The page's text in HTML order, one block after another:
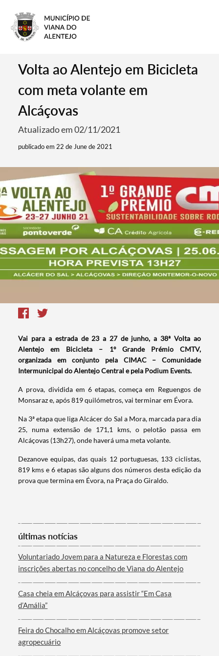
Termo de Pesquisa
Categorias gerais
Volta ao Alentejo em Bicicleta
com meta volante em
Alcáçovas
Atualizado em 02/11/2021
publicado em 22 de June de 2021
Vai para a estrada de 23 a 27 de junho, a 38ª Volta ao
Alentejo em Bicicleta – 1º Grande Prémio CMTV,
organizada em conjunto pela CIMAC – Comunidade
Intermunicipal do Alentejo Central e pela Podium Events.
A prova, dividida em 6 etapas, começa em Reguengos de
Monsaraz e, após 819 quilómetros, vai terminar em Évora.
Na 3ª etapa que liga Alcácer do Sal a Mora, marcada para dia
25, numa extensão de 171,1 kms, o pelotão passa em
Alcáçovas (13h27), onde haverá uma meta volante.
Dezanove equipas, das quais 12 portuguesas, 133 ciclistas,
819 kms e 6 etapas são alguns dos números desta edição da
prova que termina em Évora, na Praça do Giraldo.
últimas notícias
Voluntariado Jovem para a Natureza e Florestas com
inscrições abertas no concelho de Viana do Alentejo
Casa cheia em Alcáçovas para assistir “Em Casa
d’Amália”
Feira do Chocalho em Alcáçovas promove setor
agropecuário